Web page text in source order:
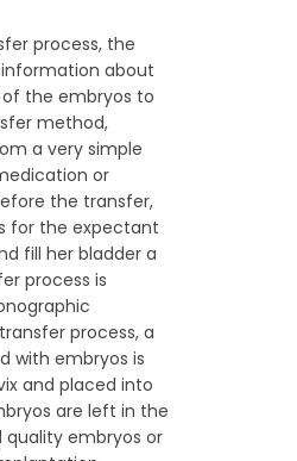
process, the
about
the embryos to
method,
a very simple
or
the transfer,
for the expectant
fill her bladder a
process is
process, a
with embryos is
and placed into
are left in the
quality embryos or